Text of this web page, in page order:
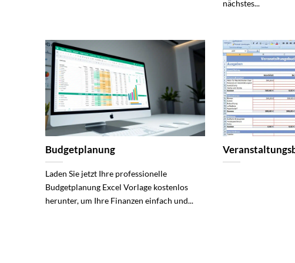
nächstes...
Budgetplanung
Laden Sie jetzt Ihre professionelle
Budgetplanung Excel Vorlage kostenlos
herunter, um Ihre Finanzen einfach und...